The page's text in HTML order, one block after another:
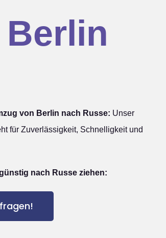
von Berlin nach Russe: Unser
für Zuverlässigkeit, Schnelligkeit und
nach Russe ziehen: